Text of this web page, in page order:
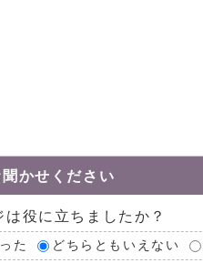
かせください
は役に立ちましたか？
た どちらともいえない